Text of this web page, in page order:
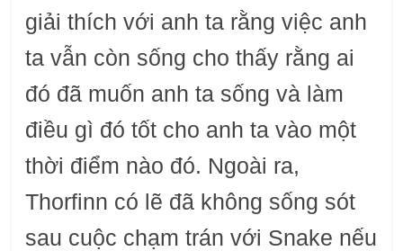
giải thích với anh ta rằng việc anh
ta vẫn còn sống cho thấy rằng ai
đó đã muốn anh ta sống và làm
điều gì đó tốt cho anh ta vào một
thời điểm nào đó. Ngoài ra,
Thorfinn có lẽ đã không sống sót
sau cuộc chạm trán với Snake nếu